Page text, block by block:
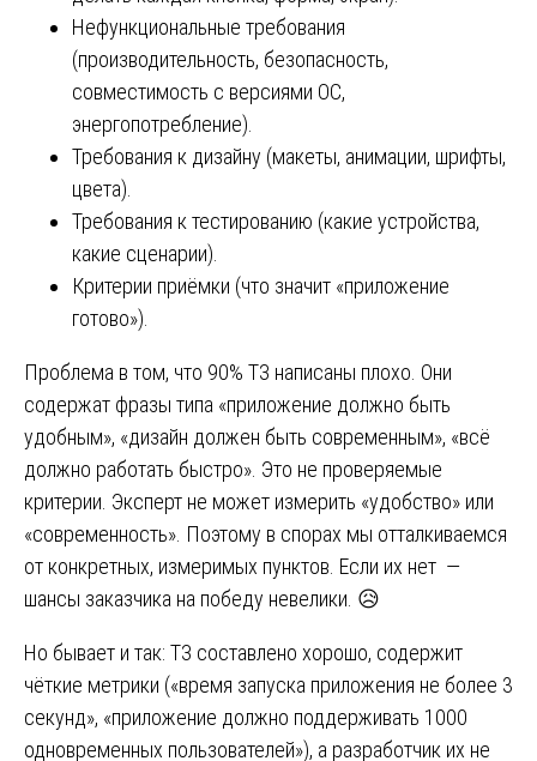
Нефункциональные требования
(производительность, безопасность,
совместимость с версиями ОС,
энергопотребление).
Требования к дизайну (макеты, анимации, шрифты,
цвета).
Требования к тестированию (какие устройства,
какие сценарии).
Критерии приёмки (что значит «приложение
готово»).
Проблема в том, что 90% ТЗ написаны плохо. Они
содержат фразы типа «приложение должно быть
удобным», «дизайн должен быть современным», «всё
должно работать быстро». Это не проверяемые
критерии. Эксперт не может измерить «удобство» или
«современность». Поэтому в спорах мы отталкиваемся
от конкретных, измеримых пунктов. Если их нет —
шансы заказчика на победу невелики. 😥
Но бывает и так: ТЗ составлено хорошо, содержит
чёткие метрики («время запуска приложения не более 3
секунд», «приложение должно поддерживать 1000
одновременных пользователей»), а разработчик их не